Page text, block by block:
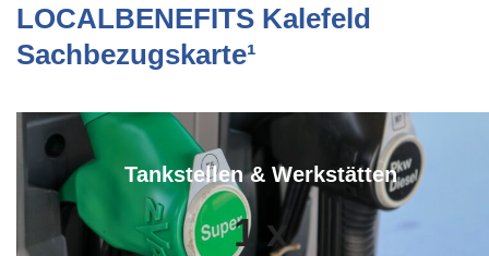
LOCALBENEFITS Kalefeld
Sachbezugskarte¹
Tankstellen & Werkstätten
1 x